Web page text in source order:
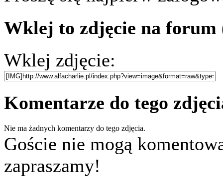
Wklej to zdjęcie na forum
Wklej zdjęcie:
Komentarze do tego
Nie ma żadnych komentarzy do tego zdjęcia.
Goście nie mogą
zapraszamy!